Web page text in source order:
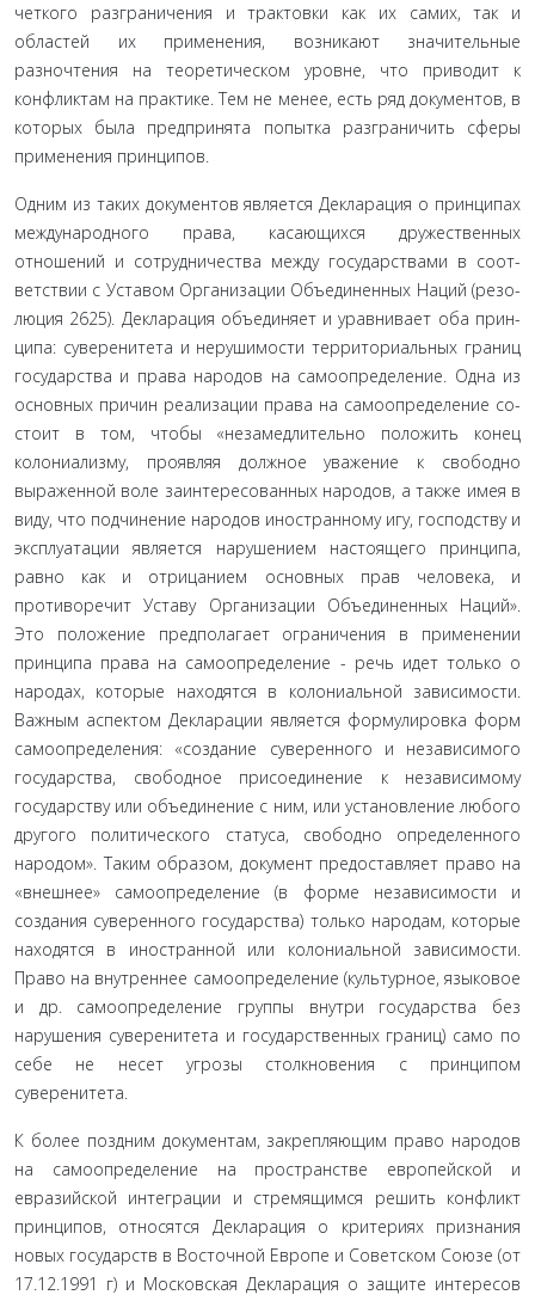
четкого разграничения и трак­товки как их самих, так и
областей их применения, возникают значительные
разночтения на теоретическом уровне, что при­водит к
конфликтам на практике. Тем не менее, есть ряд до­кументов, в
которых была предпринята попытка разграничить сферы
применения принципов.
Одним из таких документов является Декларация о прин­ципах
международного права, касающихся дружественных
отношений и сотрудничества между государствами в соот­
ветствии с Уставом Организации Объединенных Наций (резо­
люция 2625). Декларация объединяет и уравнивает оба прин­
ципа: суверенитета и нерушимости территориальных границ
государства и права народов на самоопределение. Одна из
основных причин реализации права на самоопределение со­
стоит в том, чтобы «незамедлительно положить конец
колони­ализму, проявляя должное уважение к свободно
выраженной воле заинтересованных народов, а также имея в
виду, что под­чинение народов иностранному игу, господству и
эксплуата­ции является нарушением настоящего принципа,
равно как и отрицанием основных прав человека, и
противоречит Уставу Организации Объединенных Наций».
Это положение пред­полагает ограничения в применении
принципа права на само­определение - речь идет только о
народах, которые находятся в колониальной зависимости.
Важным аспектом Декларации является формулировка форм
самоопределения: «создание суверенного и независимого
государства, свободное присоеди­нение к независимому
государству или объединение с ним, или установление любого
другого политического статуса, сво­бодно определенного
народом». Таким образом, документ предоставляет право на
«внешнее» самоопределение (в форме независимости и
создания суверенного государства) только на­родам, которые
находятся в иностранной или колониальной зависимости.
Право на внутреннее самоопределение (культур­ное, языковое
и др. самоопределение группы внутри государ­ства без
нарушения суверенитета и государственных границ) само по
себе не несет угрозы столкновения с принципом
суверенитета.
К более поздним документам, закрепляющим право на­родов
на самоопределение на пространстве европейской и
евразийской интеграции и стремящимся решить конфликт
принципов, относятся Декларация о критериях признания
новых государств в Восточной Европе и Советском Союзе (от
17.12.1991 г) и Московская Декларация о защите интересов